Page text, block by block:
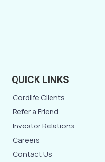
QUICK LINKS
Cordlife Clients
Refer a Friend
Investor Relations
Careers
Contact Us